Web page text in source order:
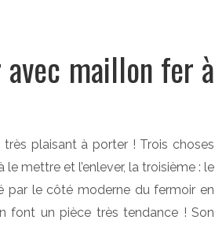
maillon fer à
plaisant à porter ! Trois choses
mettre et l’enlever, la troisième : le
par le côté moderne du fermoir en
font un pièce très tendance ! Son